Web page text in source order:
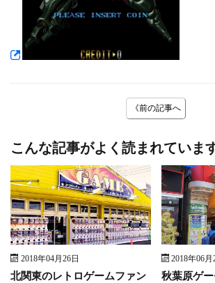
《前の記事へ
こんな記事がよく読まれていま
2018年04月26日
北関東のレトロゲームファン
2018年06月
秋葉原ゲ